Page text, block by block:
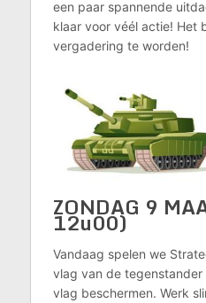
een paar spannende
klaar voor véél actie! Het
vergadering te worden!
ZONDAG 9
12u00)
Vandaag spelen we
vlag van de tegenstander
vlag beschermen. Werk